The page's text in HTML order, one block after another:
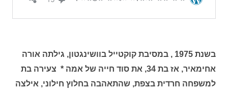
בשנת 1975 , במסיבת קוקטייל בוושינגטון, גילתה אורה
אחימאיר, אז בת 34, את סוד חייה של אמה * צעירה בת
למשפחה חרדית בצפת, שהתאהבה בחלוץ חילוני, אילצה